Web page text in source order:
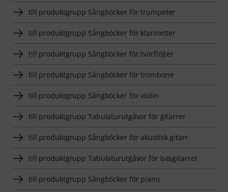
till produktgrupp Sångböcker för trumpeter
till produktgrupp Sångböcker för klarinetter
till produktgrupp Sångböcker för tvärflöjter
till produktgrupp Sångböcker för trombone
till produktgrupp Sångböcker för violin
till produktgrupp Tabulaturutgåvor för gitarrer
till produktgrupp Sångböcker för akustisk gitarr
till produktgrupp Tabulaturutgåvor för basgitarrer
till produktgrupp Sångböcker för piano